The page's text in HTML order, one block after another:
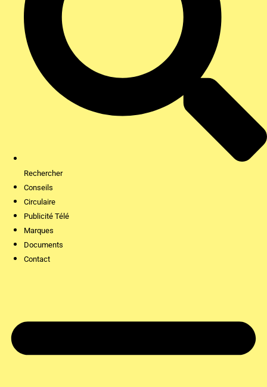
Rechercher
Conseils
Circulaire
Publicité Télé
Marques
Documents
Contact